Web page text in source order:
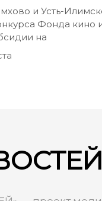
и Усть-
Фонда кино
на